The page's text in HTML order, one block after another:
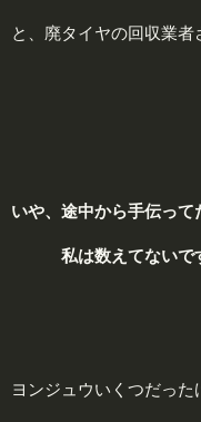
と、廃タイヤの回収業者
いや、途中から手伝って
私は数えてないで
ヨンジュウいくつだった